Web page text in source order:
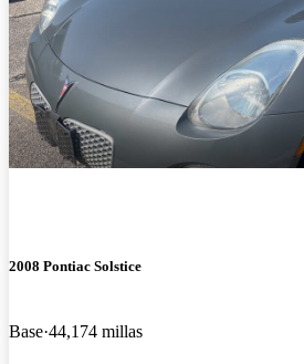
2008 Pontiac Solstice
Base 44,174 millas